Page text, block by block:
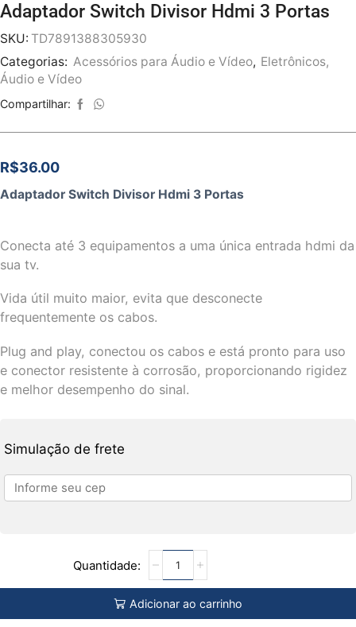
Adaptador Switch Divisor Hdmi 3 Portas
SKU: TD7891388305930
Categorias: Acessórios para Áudio e Vídeo, Eletrônicos,
Áudio e Vídeo
Compartilhar:
R$36.00
Adaptador Switch Divisor Hdmi 3 Portas
Conecta até 3 equipamentos a uma única entrada hdmi da
sua tv.
Vida útil muito maior, evita que desconecte
frequentemente os cabos.
Plug and play, conectou os cabos e está pronto para uso
e conector resistente à corrosão, proporcionando rigidez
e melhor desempenho do sinal.
Simulação de frete
Adicionar ao carrinho